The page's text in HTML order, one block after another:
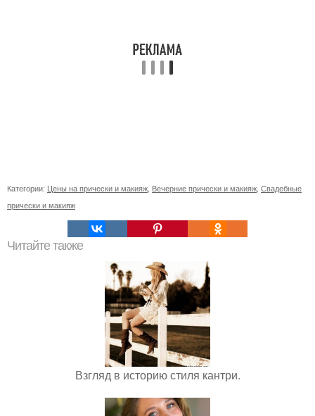
Категории: Цены на прически и макияж Вечерние прически и макияж Свадебные
прически и макияж
Читайте также
Взгляд в историю стиля кантри.